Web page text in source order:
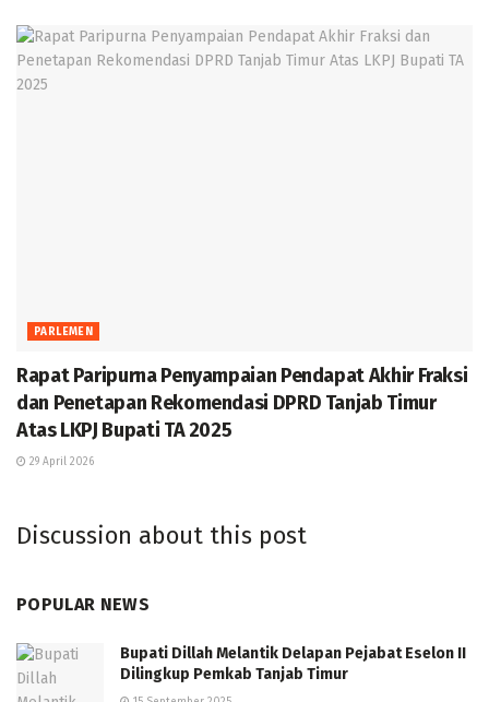
PARLEMEN
Rapat Paripurna Penyampaian Pendapat Akhir Fraksi
dan Penetapan Rekomendasi DPRD Tanjab Timur
Atas LKPJ Bupati TA 2025
29 April 2026
Discussion about this post
POPULAR NEWS
Bupati Dillah Melantik Delapan Pejabat Eselon II
Dilingkup Pemkab Tanjab Timur